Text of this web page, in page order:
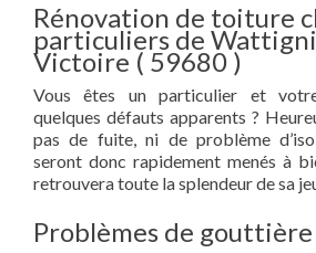
Rénovation de toiture
particuliers de
Victoire ( 59680 )
Vous êtes un particulier et
quelques défauts apparents ?
pas de fuite, ni de problème
seront donc rapidement menés à
retrouvera toute la splendeur de sa
Problèmes de gouttière